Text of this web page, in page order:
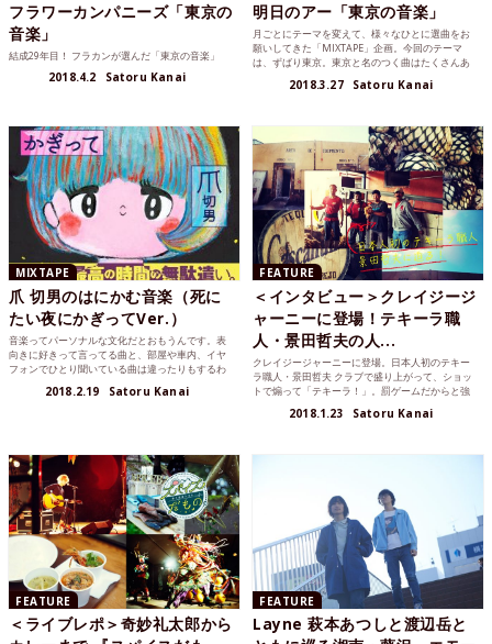
フラワーカンパニーズ「東京の
音楽」
結成29年目！ フラカンが選んだ「東京の音楽」
2018.4.2 Satoru Kanai
明日のアー「東京の音楽」
月ごとにテーマを変えて、様々なひとに選曲をお
願いしてきた「MIXTAPE」企画。今回のテーマ
は、ずばり東京。東京と名のつく曲はたくさんあ
2018.3.27 Satoru Kanai
MIXTAPE
爪 切男のはにかむ音楽（死に
たい夜にかぎってVer.）
音楽ってパーソナルな文化だとおもうんです。表
向きに好きって言ってる曲と、部屋や車内、イヤ
フォンでひとり聞いている曲は違ったりもするわ
2018.2.19 Satoru Kanai
FEATURE
＜インタビュー＞クレイジージ
ャーニーに登場！テキーラ職
人・景田哲夫の人...
クレイジージャーニーに登場。日本人初のテキー
ラ職人・景田哲夫 クラブで盛り上がって、ショッ
トで煽って「テキーラ！」。罰ゲームだからと強
2018.1.23 Satoru Kanai
FEATURE
＜ライブレポ＞奇妙礼太郎から
FEATURE
Layne 萩本あつしと渡辺岳と